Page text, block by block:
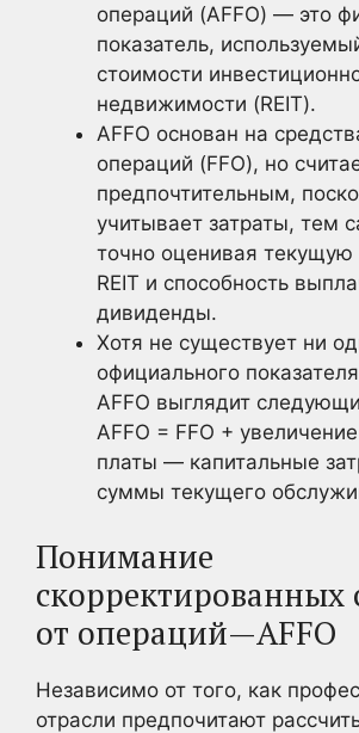
операций (AFFO) — это
показатель,
стоимости
недвижимости (REIT).
AFFO основан на
операций (FFO), но
предпочтительным,
учитывает затраты, тем
точно оценивая текущую
REIT и способность
дивиденды.
Хотя не существует ни
официального
AFFO выглядит
AFFO = FFO +
платы — капитальные
суммы текущего
Понимание
скорректированных
от операций—AFFO
Независимо от того, как
отрасли предпочитают